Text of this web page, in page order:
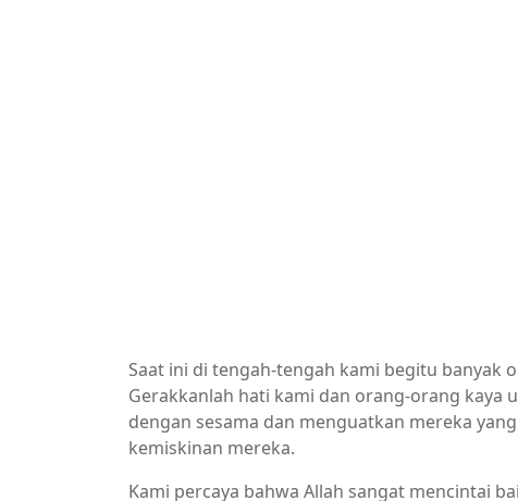
Saat ini di tengah-tengah kami begitu banyak
Gerakkanlah hati kami dan orang-orang
dengan sesama dan menguatkan mereka
kemiskinan mereka.
Kami percaya bahwa Allah sangat mencintai